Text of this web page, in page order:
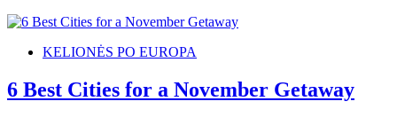
KELIONĖS PO EUROPA
6 Best Cities for a November Getaway